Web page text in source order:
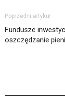
Poprzedni artykuł
Fundusze
oszczędzanie